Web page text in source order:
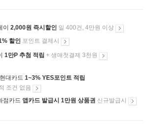
이 2,000원 즉시할인 일 400건, 4만원 이상
할인 포인트 결제시
1만P 추첨 적립 + 생애첫결제 3천원
대카드 1~3% YES포인트 적립
조건 없음
점카드 앱카드 발급시 1만원 상품권 신규발급시